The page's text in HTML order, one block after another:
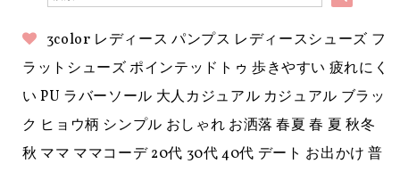
3color レディース パンプス レディースシューズ フ
ラットシューズ ポインテッドトゥ 歩きやすい 疲れにく
い PU ラバーソール 大人カジュアル カジュアル ブラッ
ク ヒョウ柄 シンプル おしゃれ お洒落 春夏 春 夏 秋冬
秋 ママ ママコーデ 20代 30代 40代 デート お出かけ 普